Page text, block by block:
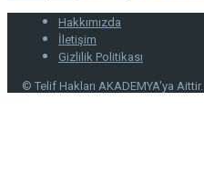
Hakkımızda
İletişim
Gizlilik Politikası
© Telif Hakları AKADEMYA'ya Aittir.